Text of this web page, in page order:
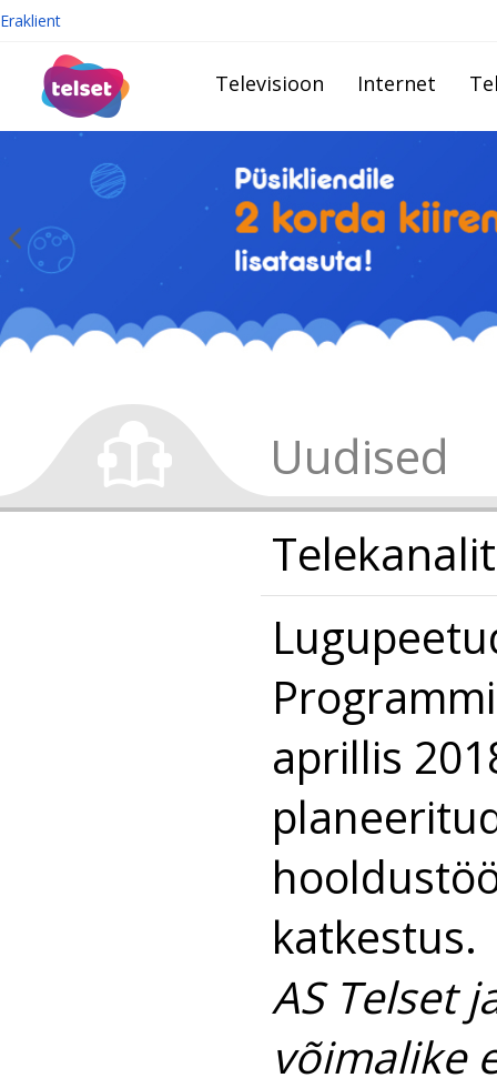
Eraklient
Televisioon Internet
Uudised
aprillis
katkestus.
AS Telset
võimalike